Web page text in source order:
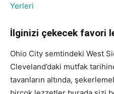
Yerleri
İlginizi çekecek favori
Ohio City semtindeki West
Cleveland’daki mutfak
tavanların altında,